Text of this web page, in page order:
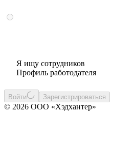
Я ищу сотрудников
Профиль работодателя
Войти Зарегистрироваться
© 2026 ООО «Хэдхантер»